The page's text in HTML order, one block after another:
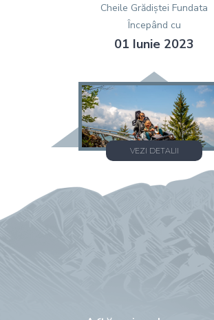
Cheile Grădiștei Fundata
Începând cu
01 Iunie 2023
VEZI DETALII